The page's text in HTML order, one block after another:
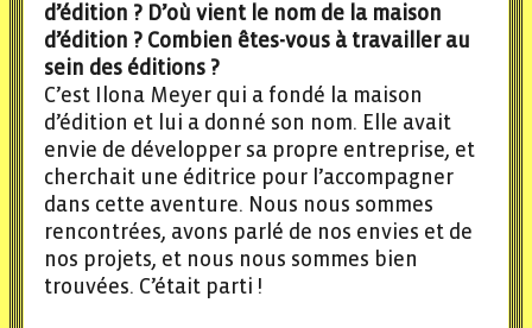
d’édition ? D’où vient le nom de la maison
d’édition ? Combien êtes-vous à travailler au
sein des éditions ?
C’est Ilona Meyer qui a fondé la maison
d’édition et lui a donné son nom. Elle avait
envie de développer sa propre entreprise, et
cherchait une éditrice pour l’accompagner
dans cette aventure. Nous nous sommes
rencontrées, avons parlé de nos envies et de
nos projets, et nous nous sommes bien
trouvées. C’était parti !